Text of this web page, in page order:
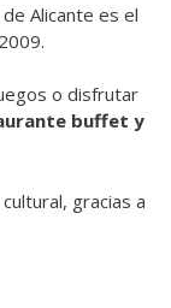
Alicante es el
o disfrutar
buffet y
gracias a